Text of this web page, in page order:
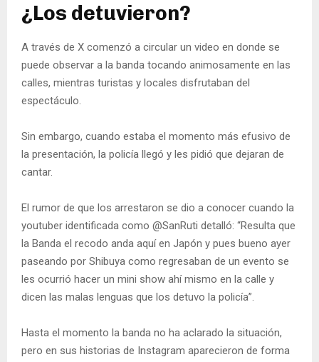
¿Los detuvieron?
A través de X comenzó a circular un video en donde se
puede observar a la banda tocando animosamente en las
calles, mientras turistas y locales disfrutaban del
espectáculo.
Sin embargo, cuando estaba el momento más efusivo de
la presentación, la policía llegó y les pidió que dejaran de
cantar.
El rumor de que los arrestaron se dio a conocer cuando la
youtuber identificada como @SanRuti detalló: “Resulta que
la Banda el recodo anda aquí en Japón y pues bueno ayer
paseando por Shibuya como regresaban de un evento se
les ocurrió hacer un mini show ahí mismo en la calle y
dicen las malas lenguas que los detuvo la policía”.
Hasta el momento la banda no ha aclarado la situación,
pero en sus historias de Instagram aparecieron de forma